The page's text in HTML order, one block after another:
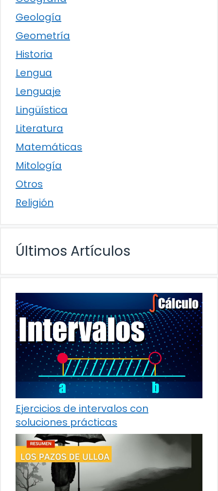
Geología
Geometría
Historia
Lengua
Lenguaje
Lingüística
Literatura
Matemáticas
Mitología
Otros
Religión
Últimos Artículos
Ejercicios de intervalos con
soluciones prácticas